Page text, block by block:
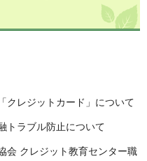
クレジットカード」について
ブル防⽌について
会 クレジット教育センター職